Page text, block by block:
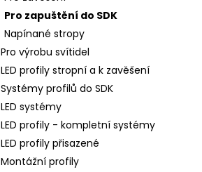
Pro zapuštění do SDK
Napínané stropy
Pro výrobu svítidel
LED profily stropní a k zavěšení
Systémy profilů do SDK
LED systémy
LED profily - kompletní systémy
LED profily přisazené
Montážní profily